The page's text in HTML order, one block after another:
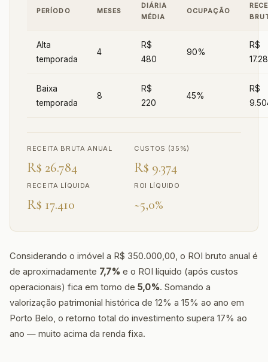
PERÍODO MESES
DIÁRIA
MÉDIA
OCUPAÇÃO
Alta
temporada
4
R$
480
90%
R$
Baixa
temporada
8
R$
220
45%
R$
RECEITA BRUTA ANUAL
R$ 26.784
CUSTOS (35%)
R$ 9.374
RECEITA LÍQUIDA
R$ 17.410
ROI LÍQUIDO
~5,0%
Considerando o imóvel a R$ 350.000,00, o ROI bruto anual é
de aproximadamente 7,7% e o ROI líquido (após custos
operacionais) fica em torno de 5,0%. Somando a
valorização patrimonial histórica de 12% a 15% ao ano em
Porto Belo, o retorno total do investimento supera 17% ao
ano — muito acima da renda fixa.